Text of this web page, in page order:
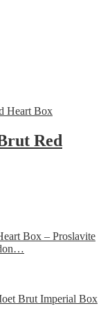
Red
Box – Proslavite